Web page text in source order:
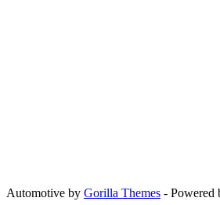
Automotive by Gorilla Themes - Powered